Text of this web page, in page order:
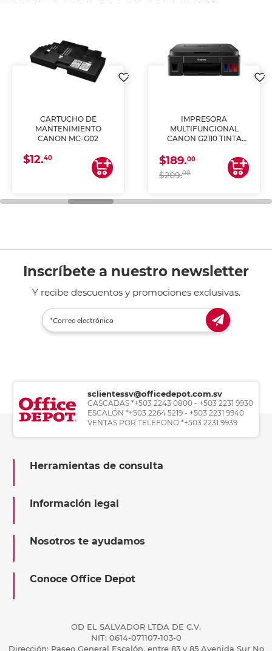
CARTUCHO DE
MANTENIMIENTO
CANON MC-G02
$12.40
IMPRESORA
MULTIFUNCIONAL
CANON G2110 TINTA
$189.00
$209.00
Inscríbete a nuestro newsletter
Y recibe descuentos y promociones exclusivas.
sclientessv@officedepot.com.sv
CASCADAS *+503 2243 0800 - +503 2231 9930
ESCALÓN *+503 2264 5219 - +503 2231 9940
VENTAS POR TELÉFONO *+503 2231 9939
Herramientas de consulta
Información legal
Nosotros te ayudamos
Conoce Office Depot
OD EL SALVADOR LTDA DE C.V.
NIT: 0614-071107-103-0
Dirección: Paseo General Escalón, entre 83 y 85 Avenida Sur No